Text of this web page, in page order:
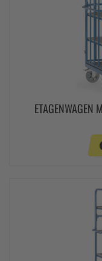
ETAGENWAGEN